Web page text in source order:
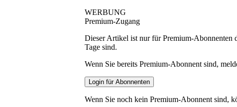
WERBUNG
Premium-Zugang
Dieser Artikel ist nur für Premium-Abonnenten
Tage sind.
Wenn Sie bereits Premium-Abonnent sind,
Wenn Sie noch kein Premium-Abonnent sind,